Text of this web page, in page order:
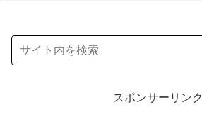
スポンサーリンク